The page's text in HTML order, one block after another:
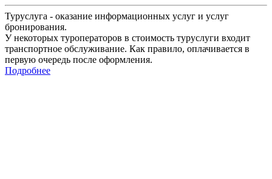
Туруслуга - оказание информационных услуг и услуг
бронирования.
У некоторых туроператоров в стоимость туруслуги входит
транспортное обслуживание. Как правило, оплачивается в
первую очередь после оформления.
Подробнее